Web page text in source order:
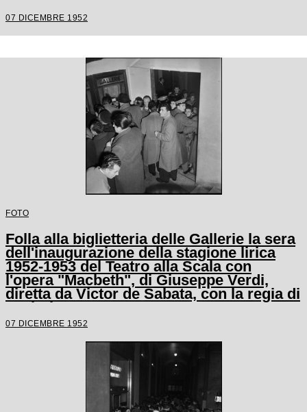
07 DICEMBRE 1952
FOTO
Folla alla biglietteria delle Gallerie la sera
dell'inaugurazione della stagione lirica
1952-1953 del Teatro alla Scala con
l'opera "Macbeth", di Giuseppe Verdi,
diretta da Victor de Sabata, con la regia di
Carl Ebert
07 DICEMBRE 1952